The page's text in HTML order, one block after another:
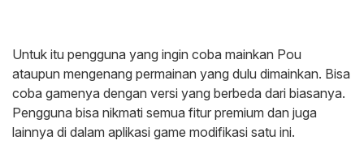
Untuk itu pengguna yang ingin coba mainkan Pou
ataupun mengenang permainan yang dulu dimainkan. Bisa
coba gamenya dengan versi yang berbeda dari biasanya.
Pengguna bisa nikmati semua fitur premium dan juga
lainnya di dalam aplikasi game modifikasi satu ini.